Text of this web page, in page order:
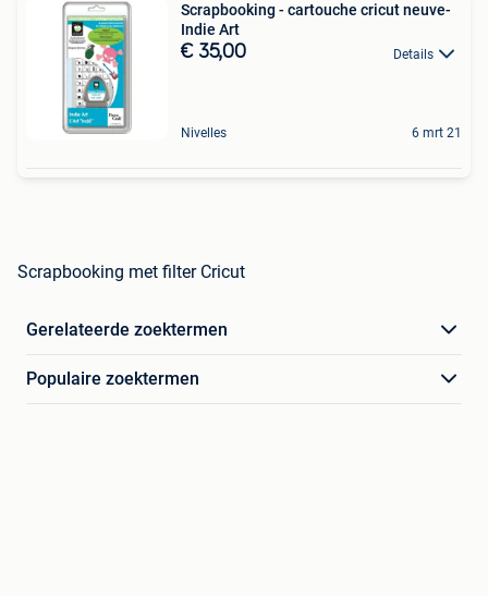
Scrapbooking - cartouche cricut neuve-
Indie Art
€ 35,00 Details
Nivelles 6 mrt 21
Scrapbooking met filter Cricut
Gerelateerde zoektermen
Populaire zoektermen